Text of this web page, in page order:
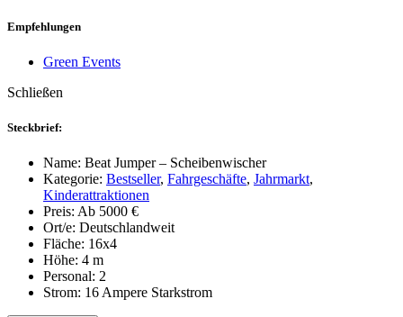
Empfehlungen
Green Events
Schließen
Steckbrief:
Name: Beat Jumper – Scheibenwischer
Kategorie: Bestseller, Fahrgeschäfte, Jahrmarkt,
Kinderattraktionen
Preis: Ab 5000 €
Ort/e: Deutschlandweit
Fläche: 16x4
Höhe: 4 m
Personal: 2
Strom: 16 Ampere Starkstrom